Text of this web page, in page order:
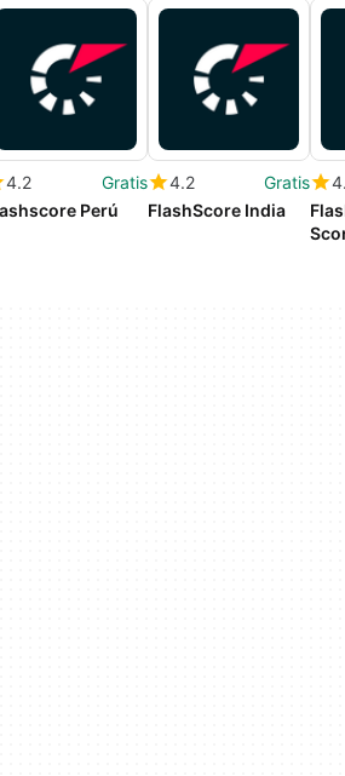
4.2
Gratis
Perú
4.2
Gratis
FlashScore India